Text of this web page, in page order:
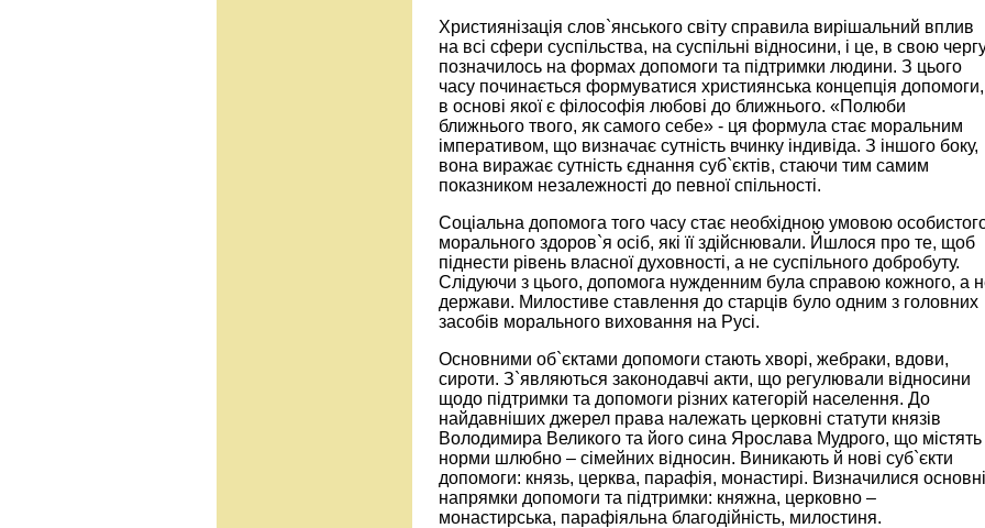
Християнізація слов`янського світу справила вирішальний вплив
на всі сфери суспільства, на суспільні відносини, і це, в свою
позначилось на формах допомоги та підтримки людини. З цього
часу починається формуватися християнська концепція допомоги,
в основі якої є філософія любові до ближнього. «Полюби
ближнього твого, як самого себе» - ця формула стає моральним
імперативом, що визначає сутність вчинку індивіда. З іншого боку,
вона виражає сутність єднання суб`єктів, стаючи тим самим
показником незалежності до певної спільності.
Соціальна допомога того часу стає необхідною умовою
морального здоров`я осіб, які її здійснювали. Йшлося про те, щоб
піднести рівень власної духовності, а не суспільного добробуту.
Слідуючи з цього, допомога нужденним була справою кожного, а
держави. Милостиве ставлення до старців було одним з головних
засобів морального виховання на Русі.
Основними об`єктами допомоги стають хворі, жебраки, вдови,
сироти. З`являються законодавчі акти, що регулювали відносини
щодо підтримки та допомоги різних категорій населення. До
найдавніших джерел права належать церковні статути князів
Володимира Великого та його сина Ярослава Мудрого, що містять
норми шлюбно – сімейних відносин. Виникають й нові суб`єкти
допомоги: князь, церква, парафія, монастирі. Визначилися основні
напрямки допомоги та підтримки: княжна, церковно –
монастирська, парафіяльна благодійність, милостиня.